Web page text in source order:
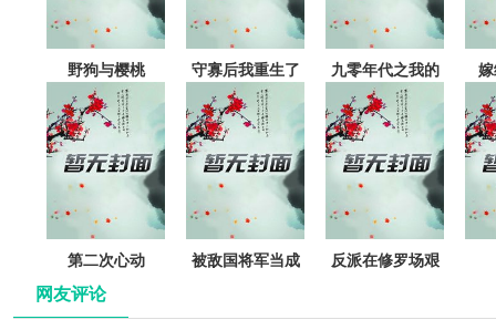
野狗与樱桃 守寡后我重生了
九零年代之我的
老公是矿业大亨
人
第二次心动
被敌国将军当成
反派在修罗场艰
网友评论